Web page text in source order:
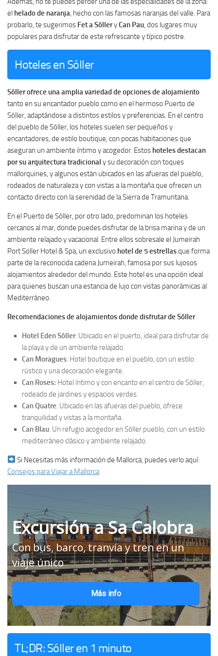
el helado de naranja, hecho con las famosas naranjas del valle. Para
probarlo, te sugerimos Fet a SólleryCan Pau, dos lugares muy
populares para disfrutar de este refrescante y típico postre.
Hoteles en Sóller
Sóller ofrece una amplia variedad de opciones de alojamiento
tanto en su encantador pueblo como en el hermoso Puerto de
Sóller, adaptándose a distintos estilos y preferencias. En el centro
del pueblo de Sóller, los hoteles suelen ser pequeños y
encantadores, de estilo boutique, con pocas habitaciones que
aseguran un ambiente íntimo y acogedor. Estos hoteles destacan
por su arquitectura tradicional y su decoración con toques
mallorquines, y algunos están ubicados en las afueras del pueblo,
rodeados de naturaleza y con vistas a la montaña que ofrecen un
contacto directo con la serenidad de la Sierra de Tramuntana.
En el Puerto de Sóller, por otro lado, predominan los hoteles
cercanos al mar, donde puedes disfrutar de la brisa marina y de un
ambiente relajado y vacacional. Entre ellos sobresale el Jumeirah
Port Soller Hotel & Spa, un exclusivo hotel de 5 estrellasque forma
parte de la reconocida cadena Jumeirah, famosa por sus lujosos
alojamientos alrededor del mundo. Este hotel es una opción ideal
para quienes buscan una estancia de lujo con vistas panorámicas al
Mediterráneo.
Recomendaciones de alojamientos donde disfrutar de Sóller
Hotel Eden Sóller: Ubicado en el puerto, ideal para disfrutar de
la playa y de un ambiente relajado.
Can Moragues: Hotel boutique en el pueblo, con un estilo
rústico y una decoración elegante.
Can Roses: Hotel íntimo y con encanto en el centro de Sóller,
rodeado de jardines y espacios verdes.
Can Quatre: Ubicado en las afueras del pueblo, ofrece
tranquilidad y vistas a la montaña.
Can Blau: Un refugio acogedor en Sóller pueblo, con un estilo
mediterráneo clásico y ambiente relajado.
Si Necesitas más información de Mallorca, puedes verlo aquí:
Consejos para Viajar a Mallorca
Excursión a Sa Calobra
Con bus, barco, tranvía y tren en un
viaje único
Más info
TL;DR: Sóller en 1 minuto